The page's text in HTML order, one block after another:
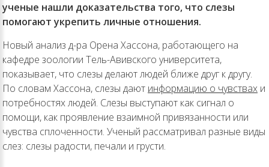
ученые нашли доказательства того, что слезы
помогают укрепить личные отношения.
Новый анализ д-ра Орена Хассона, работающего на
кафедре зоологии Тель-Авивского университета,
показывает, что слезы делают людей ближе друг к другу.
По словам Хассона, слезы дают информацию о чувствах и
потребностях людей. Слезы выступают как сигнал о
помощи, как проявление взаимной привязанности или
чувства сплоченности. Ученый рассматривал разные виды
слез: слезы радости, печали и грусти.